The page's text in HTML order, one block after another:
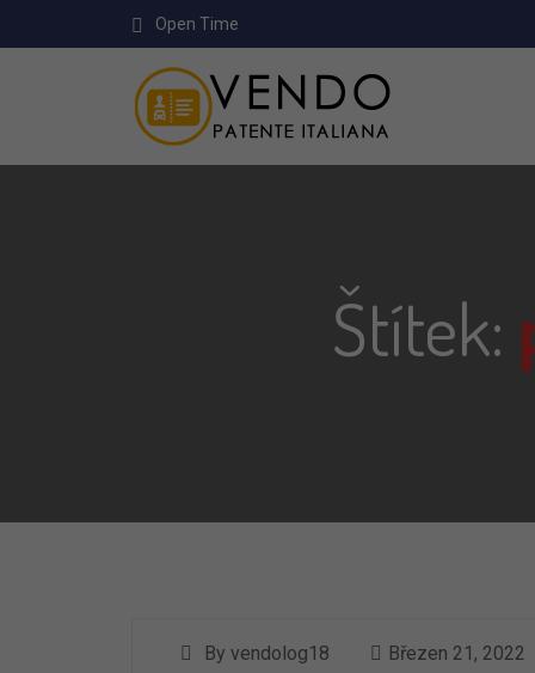
Open Time
Štítek:
By vendolog18 Březen 21, 2022